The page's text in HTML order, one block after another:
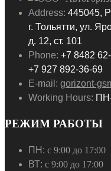
Address: 445045,
г. Тольятти, ул.
д. 12, ст. 101
Phone: +7 8482
+7 927 892-36-69
E-mail: gorizont-
Working Hours:
РЕЖИМ РАБОТЫ
ПН: с 9:00 до 17:00
ВТ: с 9:00 до 17:00